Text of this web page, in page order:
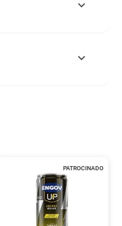
PATROCINADO